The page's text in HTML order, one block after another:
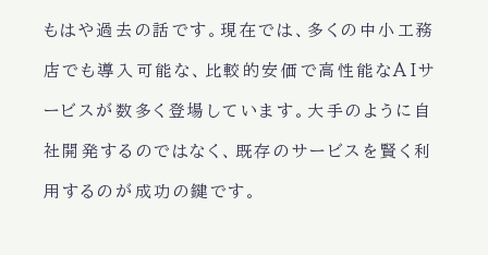
もはや過去の話です。現在では、多くの中小工務
店でも導入可能な、比較的安価で高性能なAIサ
ービスが数多く登場しています。大手のように自
社開発するのではなく、既存のサービスを賢く利
用するのが成功の鍵です。